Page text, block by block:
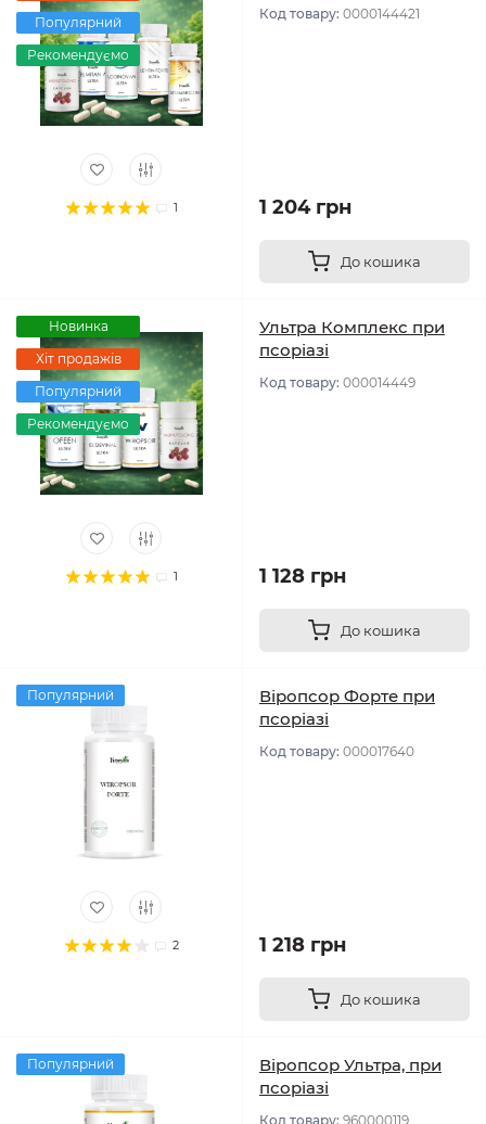
Популярний
Рекомендуємо
1
Код товару: 0000144421
1 204 грн
До кошика
Новинка
Хіт продажів
Популярний
Рекомендуємо
1
Ультра Комплекс при
псоріазі
Код товару: 000014449
1 128 грн
До кошика
Популярний
2
Віропсор Форте при
псоріазі
Код товару: 000017640
1 218 грн
До кошика
Популярний
Віропсор Ультра, при
псоріазі
Код товару: 960000119